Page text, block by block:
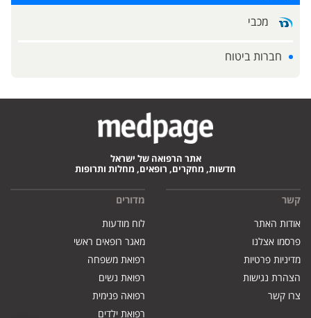
מכבי
חברות ביטוח
אתר הרפואה של ישראל
חדשות, מחקרים, רופאים, מחלות ותרופות
קשר
אודות האתר
פרסמו אצלנו
מדיניות פרטיות
הצהרת נגישות
צרו קשר
מדורים
לוח מודעות
מאגר רופאים ראשי
רפואת משפחה
רפואת נשים
רפואה פנימית
רפואת ילדים